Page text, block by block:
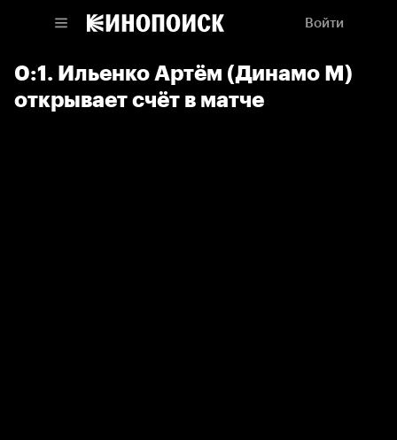
Войти
0:1. Ильенко Артём (Динамо М)
открывает счёт в матче